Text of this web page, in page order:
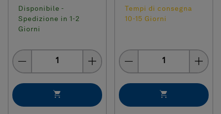
Disponibile -
Spedizione in 1-2
Giorni
Quantity
Tempi di consegna
10-15 Giorni
Quantity